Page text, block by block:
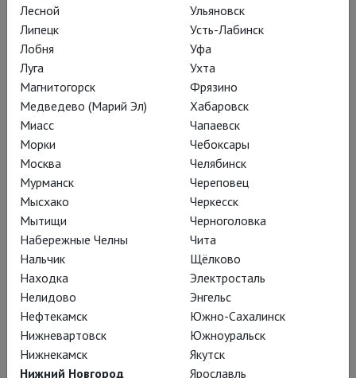
Арена ди Верона: Травиата
Богема
Лесной
Липецк
Лобня
Луга
Магнитогорск
Медведево (Марий Эл)
Миасс
Морки
Москва
Мурманск
Мысхако
Мытищи
Набережные Челны
Нальчик
Находка
Нелидово
Нефтекамск
Нижневартовск
Нижнекамск
Нижний Новгород
Ульяновск
Усть-Лабинск
Уфа
Ухта
Фрязино
Хабаровск
Чапаевск
Чебоксары
Челябинск
Череповец
Черкесск
Черноголовка
Чита
Щёлково
Электросталь
Энгельс
Южно-Сахалинск
Южноуральск
Якутск
Ярославль